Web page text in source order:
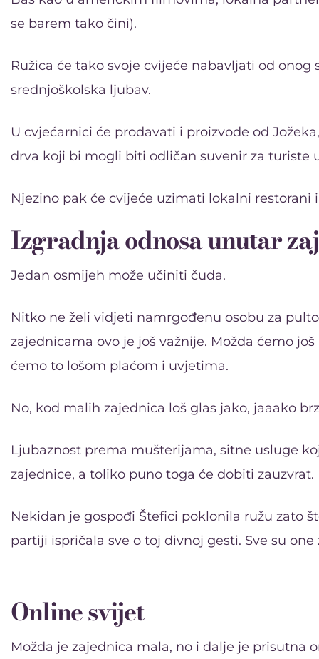
se barem tako čini).
Ružica će tako svoje cvijeće nabavljati od
srednjoškolska ljubav.
U cvjećarnici će prodavati i proizvode od
drva koji bi mogli biti odličan suvenir za turiste
Njezino pak će cvijeće uzimati lokalni
Izgradnja odnosa unutar
Jedan osmijeh može učiniti čuda.
Nitko ne želi vidjeti namrgođenu osobu za
zajednicama ovo je još važnije. Možda ćemo
ćemo to lošom plaćom i uvjetima.
No, kod malih zajednica loš glas jako, jaaako
Ljubaznost prema mušterijama, sitne usluge
zajednice, a toliko puno toga će dobiti zauzvrat.
Nekidan je gospođi Štefici poklonila ružu zato
partiji ispričala sve o toj divnoj gesti. Sve su
Online svijet
Možda je zajednica mala, no i dalje je prisutna